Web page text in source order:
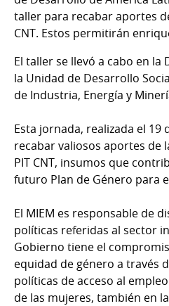
taller para recabar aportes
CNT. Estos permitirán
El taller se llevó a cabo en
la Unidad de Desarrollo
de Industria, Energía y
Esta jornada, realizada el
recabar valiosos aportes de
PIT CNT, insumos que
futuro Plan de Género para
El MIEM es responsable de
políticas referidas al sector
Gobierno tiene el
equidad de género a través
políticas de acceso al
de las mujeres, también en